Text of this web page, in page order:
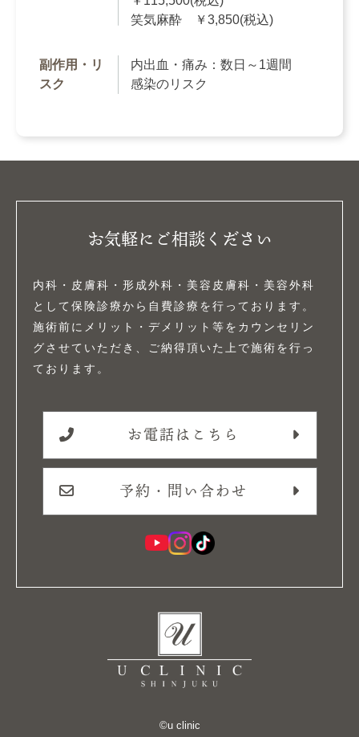
笑気麻酔 ￥3,850(税込)
副作用・リ
スク
内出血・痛み：数日～1週間
感染のリスク
お気軽にご相談ください
内科・皮膚科・形成外科・美容皮膚科・美容外科
として保険診療から自費診療を行っております。
施術前にメリット・デメリット等をカウンセリン
グさせていただき、ご納得頂いた上で施術を行っ
ております。
お電話はこちら
予約・問い合わせ
©︎u clinic